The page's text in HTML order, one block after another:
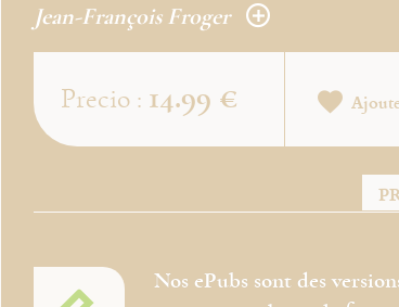
Jean-François Froger
Precio : 14.99 €
Nos ePubs sont des